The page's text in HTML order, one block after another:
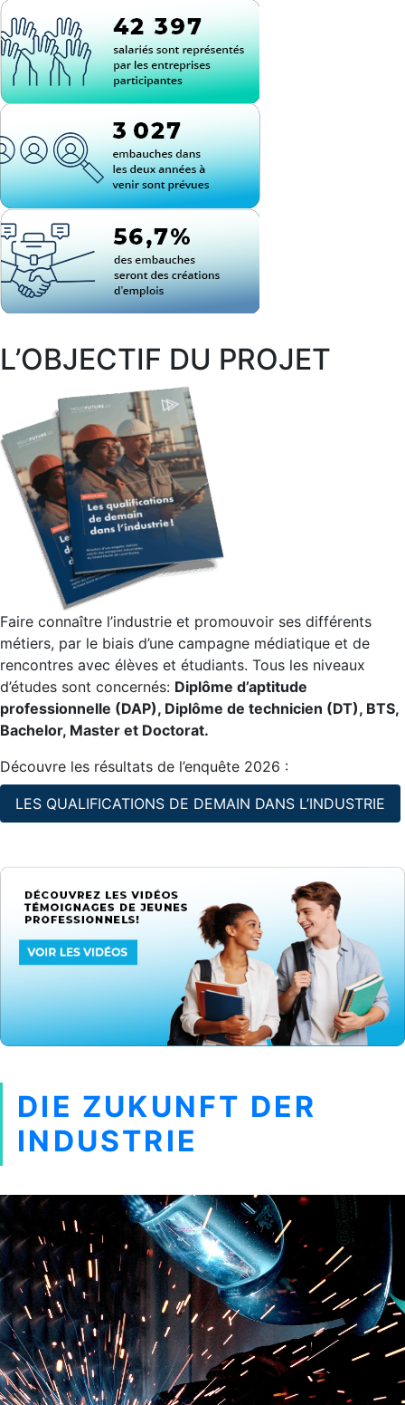
L’OBJECTIF DU PROJET
Faire connaître l’industrie et promouvoir ses différents
métiers, par le biais d’une campagne médiatique et de
rencontres avec élèves et étudiants. Tous les niveaux
d’études sont concernés: Diplôme d’aptitude
professionnelle (DAP), Diplôme de technicien (DT), BTS,
Bachelor, Master et Doctorat.
Découvre les résultats de l’enquête 2026 :
LES QUALIFICATIONS DE DEMAIN DANS L’INDUSTRIE
DIE ZUKUNFT DER
INDUSTRIE